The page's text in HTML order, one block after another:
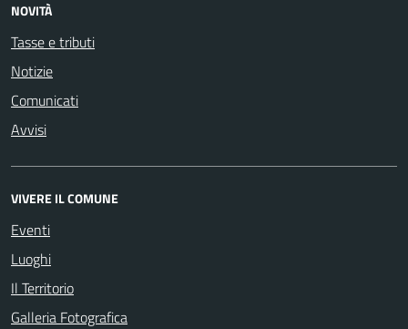
NOVITÀ
Tasse e tributi
Notizie
Comunicati
Avvisi
VIVERE IL COMUNE
Eventi
Luoghi
Il Territorio
Galleria Fotografica